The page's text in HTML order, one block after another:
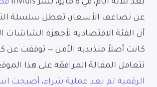
عن تضاعف الأسعار، تعطل سلسلة
أن الفئة الاقتصادية لأجهزة الشاشات
كانت أصلاً متذبذبة الأمن — توقفت عن
تتعامل المقالة المرافقة على هذا
الرقمية لم تعد عملية شراء، أصبحت